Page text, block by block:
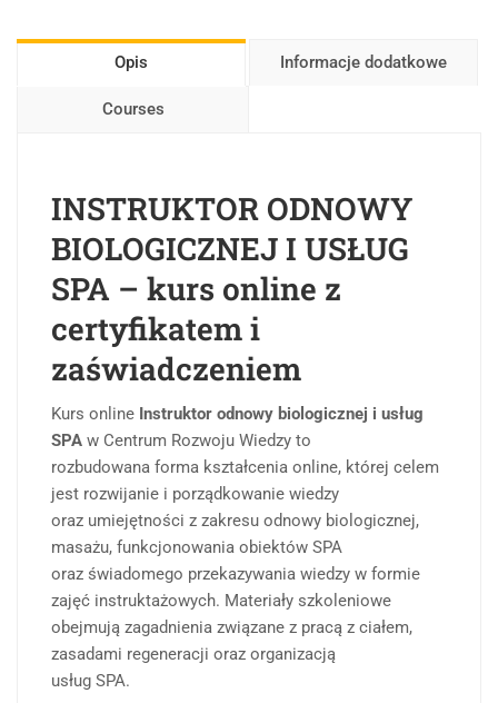
Opis Informacje dodatkowe
Courses
INSTRUKTOR ODNOWY
BIOLOGICZNEJ I USŁUG
SPA – kurs online z
certyfikatem i
zaświadczeniem
Kurs online Instruktor odnowy biologicznej i usług
SPA w Centrum Rozwoju Wiedzy to
rozbudowana forma kształcenia online, której celem
jest rozwijanie i porządkowanie wiedzy
oraz umiejętności z zakresu odnowy biologicznej,
masażu, funkcjonowania obiektów SPA
oraz świadomego przekazywania wiedzy w formie
zajęć instruktażowych. Materiały szkoleniowe
obejmują zagadnienia związane z pracą z ciałem,
zasadami regeneracji oraz organizacją
usług SPA.